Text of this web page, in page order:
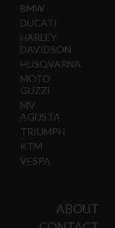
BMW
DUCATI
HARLEY-
DAVIDSON
HUSQVARNA
MOTO
GUZZI
MV
AGUSTA
TRIUMPH
KTM
VESPA
ABOUT